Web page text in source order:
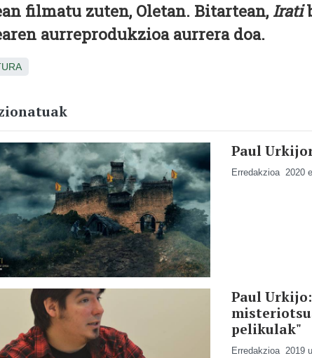
filmatu zuten, Oletan. Bitartean, Irati
aurreprodukzioa aurrera doa.
Paul
Erredakzioa 2020
Paul
pelikulak"
Erredakzioa 2019